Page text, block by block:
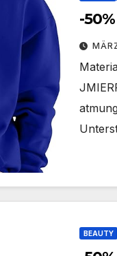
-
BEAUTY